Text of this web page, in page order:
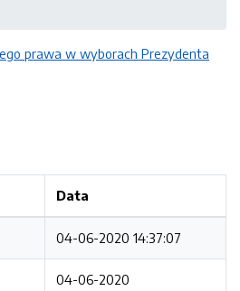
prawa w wyborach Prezydenta
Data
04-06-2020 14:37:07
04-06-2020